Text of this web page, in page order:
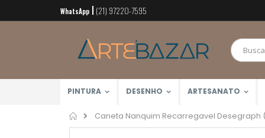
Pular
para
conteúdo
WhatsApp (21) 97220-7595
PINTURA DESENHO ARTESANATO
Home
Caneta Nanquim Recarregavel Desegraph
Pular